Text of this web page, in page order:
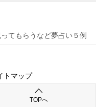
てもらうなど夢占い５例
トマップ
TOPへ